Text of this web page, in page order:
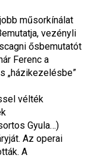
műsorkínálat
vezényli
ősbemutatót
Ferenc a
„házikezelésbe”
vélték
Gyula…)
Az operai
A